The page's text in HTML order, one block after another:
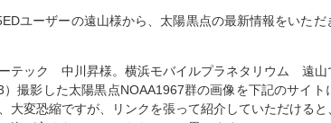
ユーザーの遠山様から、太陽黒点の最新情報をいた
テック 中川昇様。横浜モバイルプラネタリウム 遠山
撮影した太陽黒点NOAA1967群の画像を下記のサイト
大変恐縮ですが、リンクを張って紹介していただける